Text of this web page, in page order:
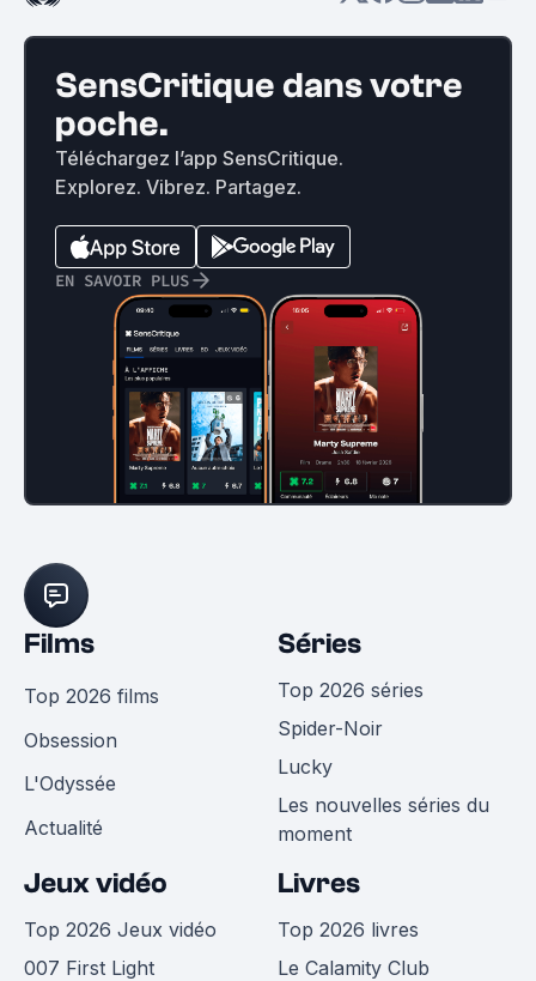
SensCritique dans votre
poche.
Téléchargez l’app SensCritique.
Explorez. Vibrez. Partagez.
EN SAVOIR PLUS
Films
Top 2026 films
Obsession
L'Odyssée
Actualité
Séries
Top 2026 séries
Spider-Noir
Lucky
Les nouvelles séries du
moment
Jeux vidéo
Top 2026 Jeux vidéo
007 First Light
Livres
Top 2026 livres
Le Calamity Club